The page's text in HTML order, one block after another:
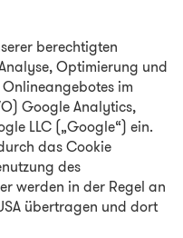
berechtigten
Optimierung und
im
Google Analytics,
LLC („Google“) ein.
das Cookie
des
werden in der Regel an
übertragen und dort